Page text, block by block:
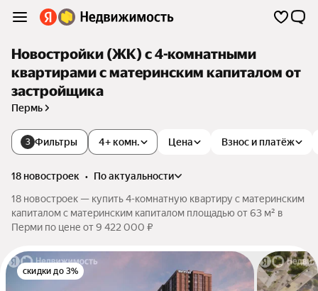
Новостройки (ЖК) с 4-комнатными
квартирами с материнским капиталом от
застройщика
Пермь
3 Фильтры Цена Взнос и платёж
4+ комн.
18 новостроек •
по актуальности
18 новостроек — купить 4-комнатную квартиру с материнским
капиталом с материнским капиталом площадью от 63 м² в
Перми по цене от 9 422 000 ₽
скидки до 3%